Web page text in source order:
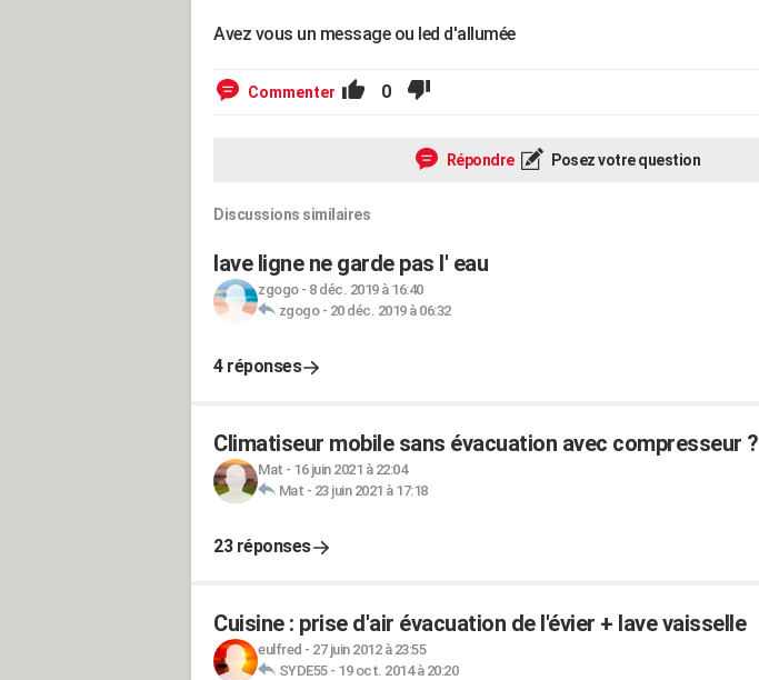
Avez vous un message ou led d'allumée
Commenter 0
Répondre Posez votre question
Discussions similaires
lave ligne ne garde pas l' eau
zgogo- 8 déc. 2019 à 16:40
zgogo- 20 déc. 2019 à 06:32
4 réponses
Climatiseur mobile sans évacuation avec compresseur ?
Mat - 16 juin 2021 à 22:04
Mat - 23 juin 2021 à 17:18
23 réponses
Cuisine : prise d'air évacuation de l'évier + lave vaisselle
eulfred - 27 juin 2012 à 23:55
SYDE55- 19 oct. 2014 à 20:20